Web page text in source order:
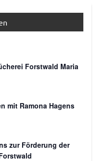
Forstwald Maria
mit Ramona Hagens
zur Förderung der